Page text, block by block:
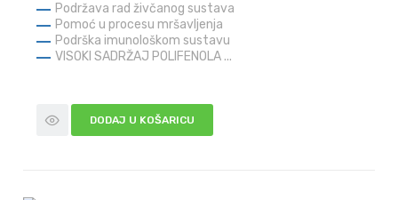
Podržava rad živčanog sustava
Pomoć u procesu mršavljenja
Podrška imunološkom sustavu
VISOKI SADRŽAJ POLIFENOLA ...
DODAJ U KOŠARICU